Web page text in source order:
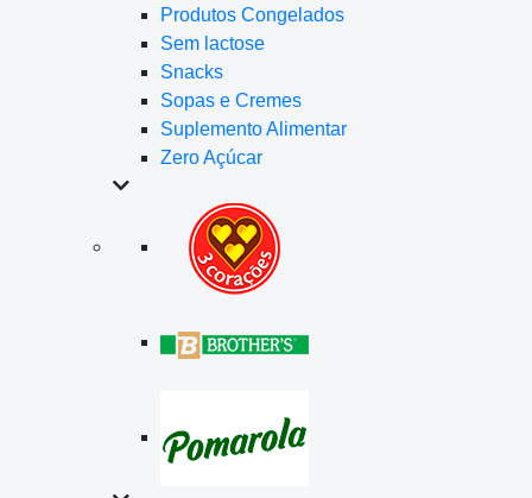
Produtos Congelados
Sem lactose
Snacks
Sopas e Cremes
Suplemento Alimentar
Zero Açúcar